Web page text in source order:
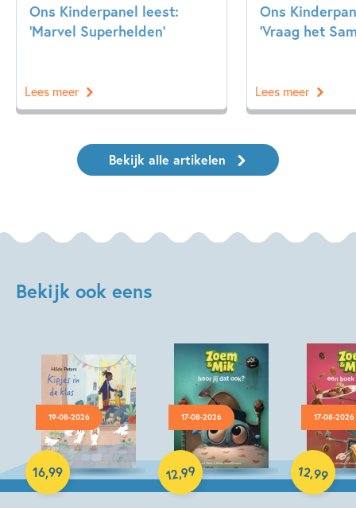
Ons Kinderpanel leest:
‘Marvel Superhelden’
Lees meer
Ons
‘Vraag het
Lees meer
Bekijk alle artikelen
Bekijk ook eens
19-08-2026
16,99
Hardcover
17-08-2026
12,99
Hardcover
17-08-2026
12,99
Hardcover